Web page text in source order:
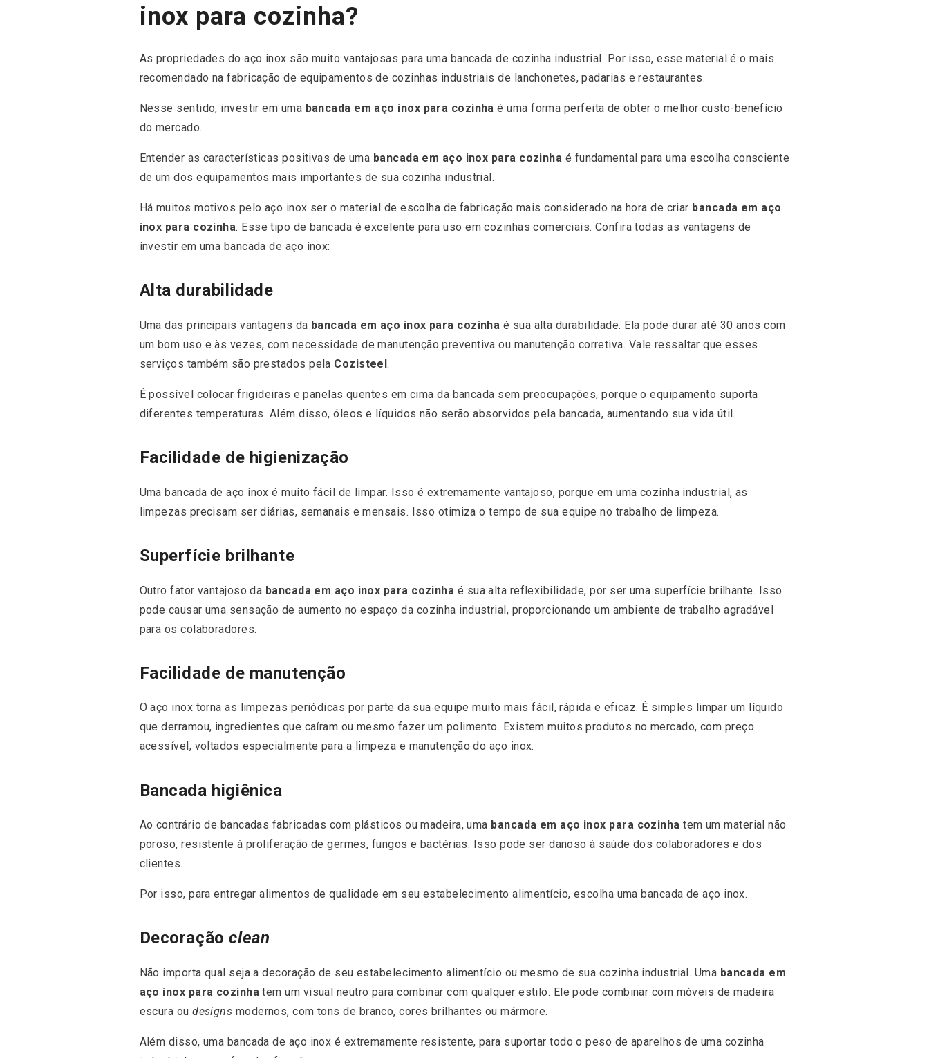
inox para cozinha?
As propriedades do aço inox são muito vantajosas para uma bancada de cozinha industrial. Por isso, esse material é o mais
recomendado na fabricação de equipamentos de cozinhas industriais de lanchonetes, padarias e restaurantes.
Nesse sentido, investir em uma bancada em aço inox para cozinha é uma forma perfeita de obter o melhor custo-benefício
do mercado.
Entender as características positivas de uma bancada em aço inox para cozinha é fundamental para uma escolha consciente
de um dos equipamentos mais importantes de sua cozinha industrial.
Há muitos motivos pelo aço inox ser o material de escolha de fabricação mais considerado na hora de criar bancada em aço
inox para cozinha. Esse tipo de bancada é excelente para uso em cozinhas comerciais. Confira todas as vantagens de
investir em uma bancada de aço inox:
Alta durabilidade
Uma das principais vantagens da bancada em aço inox para cozinha é sua alta durabilidade. Ela pode durar até 30 anos com
um bom uso e às vezes, com necessidade de manutenção preventiva ou manutenção corretiva. Vale ressaltar que esses
serviços também são prestados pela Cozisteel.
É possível colocar frigideiras e panelas quentes em cima da bancada sem preocupações, porque o equipamento suporta
diferentes temperaturas. Além disso, óleos e líquidos não serão absorvidos pela bancada, aumentando sua vida útil.
Facilidade de higienização
Uma bancada de aço inox é muito fácil de limpar. Isso é extremamente vantajoso, porque em uma cozinha industrial, as
limpezas precisam ser diárias, semanais e mensais. Isso otimiza o tempo de sua equipe no trabalho de limpeza.
Superfície brilhante
Outro fator vantajoso da bancada em aço inox para cozinha é sua alta reflexibilidade, por ser uma superfície brilhante. Isso
pode causar uma sensação de aumento no espaço da cozinha industrial, proporcionando um ambiente de trabalho agradável
para os colaboradores.
Facilidade de manutenção
O aço inox torna as limpezas periódicas por parte da sua equipe muito mais fácil, rápida e eficaz. É simples limpar um líquido
que derramou, ingredientes que caíram ou mesmo fazer um polimento. Existem muitos produtos no mercado, com preço
acessível, voltados especialmente para a limpeza e manutenção do aço inox.
Bancada higiênica
Ao contrário de bancadas fabricadas com plásticos ou madeira, uma bancada em aço inox para cozinha tem um material não
poroso, resistente à proliferação de germes, fungos e bactérias. Isso pode ser danoso à saúde dos colaboradores e dos
clientes.
Por isso, para entregar alimentos de qualidade em seu estabelecimento alimentício, escolha uma bancada de aço inox.
Decoraçãoclean
Não importa qual seja a decoração de seu estabelecimento alimentício ou mesmo de sua cozinha industrial. Uma bancada em
aço inox para cozinha tem um visual neutro para combinar com qualquer estilo. Ele pode combinar com móveis de madeira
escura oudesigns modernos, com tons de branco, cores brilhantes ou mármore.
Além disso, uma bancada de aço inox é extremamente resistente, para suportar todo o peso de aparelhos de uma cozinha